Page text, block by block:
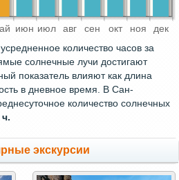
июн июл авг сен окт ноя дек
количество часов за
солнечные лучи достигают
показатель влияют как длина
в дневное время. В Сан-
количество солнечных
экскурсии